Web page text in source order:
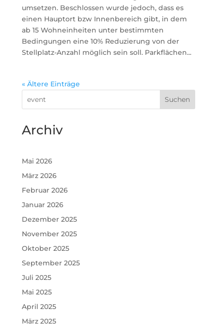
umsetzen. Beschlossen wurde jedoch, dass es
einen Hauptort bzw Innenbereich gibt, in dem
ab 15 Wohneinheiten unter bestimmten
Bedingungen eine 10% Reduzierung von der
Stellplatz-Anzahl möglich sein soll. Parkflächen...
« Ältere Einträge
Suchen
Archiv
Mai 2026
März 2026
Februar 2026
Januar 2026
Dezember 2025
November 2025
Oktober 2025
September 2025
Juli 2025
Mai 2025
April 2025
März 2025